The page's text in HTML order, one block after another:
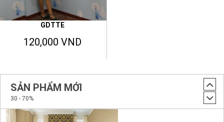
GDTTE
120,000 VND
SẢN PHẨM MỚI
30 - 70%